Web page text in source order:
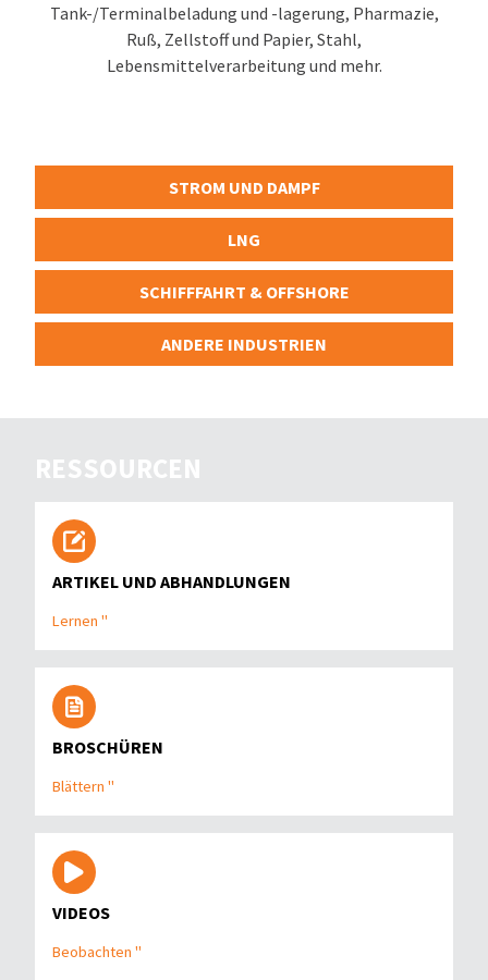
Tank-/Terminalbeladung und -lagerung, Pharmazie,
Ruß, Zellstoff und Papier, Stahl,
Lebensmittelverarbeitung und mehr.
STROM UND DAMPF
LNG
SCHIFFFAHRT & OFFSHORE
ANDERE INDUSTRIEN
RESSOURCEN
ARTIKEL UND ABHANDLUNGEN
Lernen "
BROSCHÜREN
Blättern "
VIDEOS
Beobachten "